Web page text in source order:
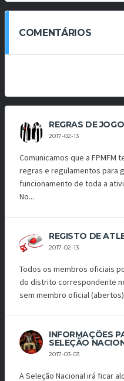
COMENTÁRIOS
REGRAS DE
2017-02-13
Comunicamos que a FPMFM
regras e regulamentos para
funcionamento de toda a
No...
REGISTO DE
2017-02-13
Todos os membros oficiais
do distrito correspondente
sem membro oficial
INFORMAÇÕES
SELEÇÃO
2017-03-03
A Seleção Nacional irá ficar